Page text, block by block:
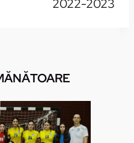
2022-2023